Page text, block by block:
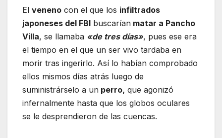
El veneno con el que los infiltrados
japoneses del FBI buscarían matar a Pancho
Villa, se llamaba «de tres días», pues ese era
el tiempo en el que un ser vivo tardaba en
morir tras ingerirlo. Así lo habían comprobado
ellos mismos días atrás luego de
suministrárselo a un perro, que agonizó
infernalmente hasta que los globos oculares
se le desprendieron de las cuencas.